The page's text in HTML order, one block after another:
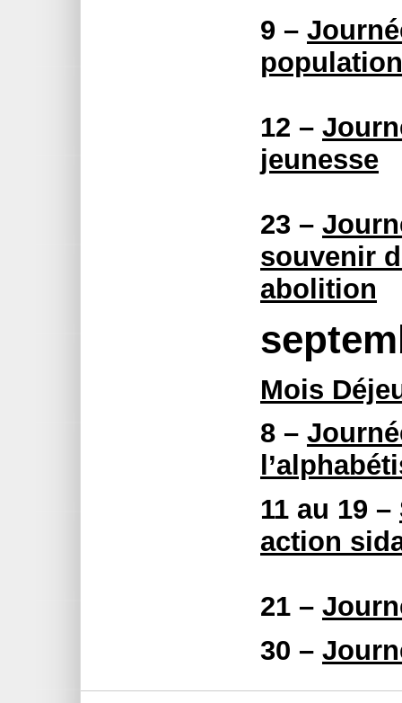
9 –
12 –
jeunesse
23 –
souvenir
abolition
Mois
8 –
11 au 19 –
action
21 –
30 –